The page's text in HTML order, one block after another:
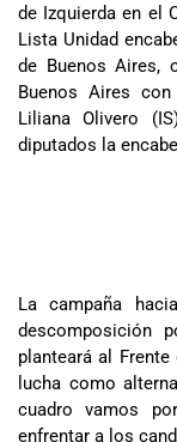
de Izquierda en el
Lista Unidad
de Buenos Aires,
Buenos Aires
Liliana Olivero
diputados la
La campaña
descomposición
planteará al
lucha como
cuadro vamos
enfrentar a los